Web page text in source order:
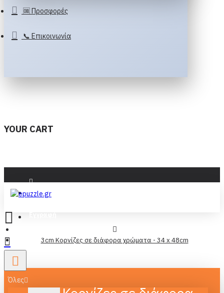
🆒 Προσφορές
📞 Επικοινωνία
YOUR CART
Είσοδος
Όλες
3cm Κορνίζες σε διάφορα χρώματα - 34 x 48cm